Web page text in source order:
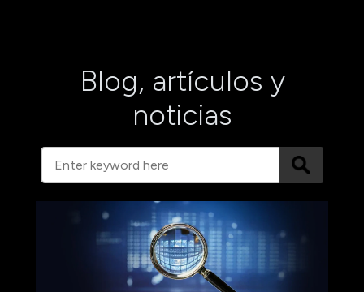
Blog, artículos y
noticias